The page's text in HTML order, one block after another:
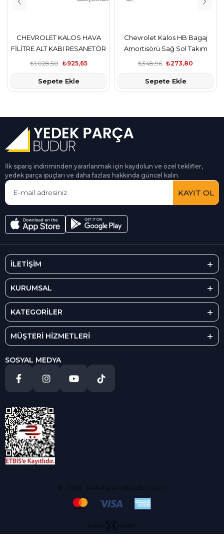
CHEVROLET KALOS HAVA
FİLİTRE ALT KABI RESANETÖR
₺925,65
₺1.028,50
Sepete Ekle
Chevrolet Kalos HB Bagaj
Amortisörü Sağ Sol Takım
İthal Ürün
₺273,80
₺348,96
Sepete Ekle
İlk sipariş indiriminden yararlanmak için kaydolun ve özel teklifler,
yedek parça ipuçları ve daha fazlası hakkında güncel kalın.
KAYIT OL
İLETİŞİM
KURUMSAL
KATEGORİLER
MÜŞTERİ HİZMETLERİ
SOSYAL MEDYA
© 2018, yedekparcabudur..com